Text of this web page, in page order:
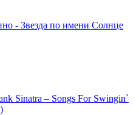
- Звезда по имени Солнце
Sinatra – Songs For Swingin`